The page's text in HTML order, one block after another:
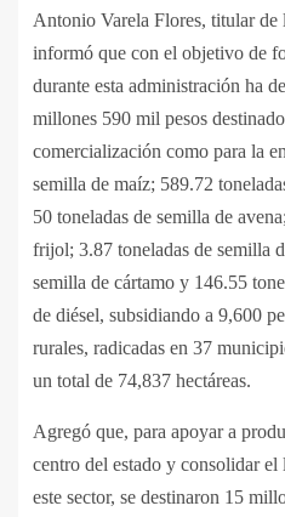
Antonio Varela Flores, titular de
informó que con el objetivo de
durante esta administración ha
millones 590 mil pesos
comercialización como para la
semilla de maíz; 589.72
50 toneladas de semilla de
frijol; 3.87 toneladas de semilla
semilla de cártamo y 146.55
de diésel, subsidiando a 9,600
rurales, radicadas en 37
un total de 74,837 hectáreas.
Agregó que, para apoyar a
centro del estado y consolidar el
este sector, se destinaron 15